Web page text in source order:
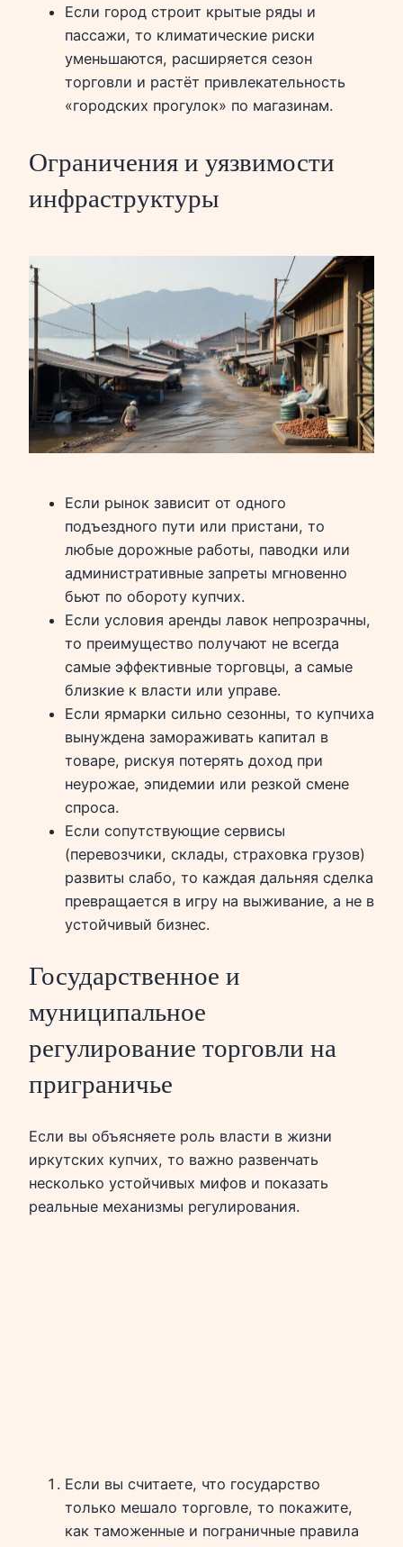
Если город строит крытые ряды и
пассажи, то климатические риски
уменьшаются, расширяется сезон
торговли и растёт привлекательность
«городских прогулок» по магазинам.
Ограничения и уязвимости
инфраструктуры
Если рынок зависит от одного
подъездного пути или пристани, то
любые дорожные работы, паводки или
административные запреты мгновенно
бьют по обороту купчих.
Если условия аренды лавок непрозрачны,
то преимущество получают не всегда
самые эффективные торговцы, а самые
близкие к власти или управе.
Если ярмарки сильно сезонны, то купчиха
вынуждена замораживать капитал в
товаре, рискуя потерять доход при
неурожае, эпидемии или резкой смене
спроса.
Если сопутствующие сервисы
(перевозчики, склады, страховка грузов)
развиты слабо, то каждая дальняя сделка
превращается в игру на выживание, а не в
устойчивый бизнес.
Государственное и
муниципальное
регулирование торговли на
приграничье
Если вы объясняете роль власти в жизни
иркутских купчих, то важно развенчать
несколько устойчивых мифов и показать
реальные механизмы регулирования.
Если вы считаете, что государство
только мешало торговле, то покажите,
как таможенные и пограничные правила